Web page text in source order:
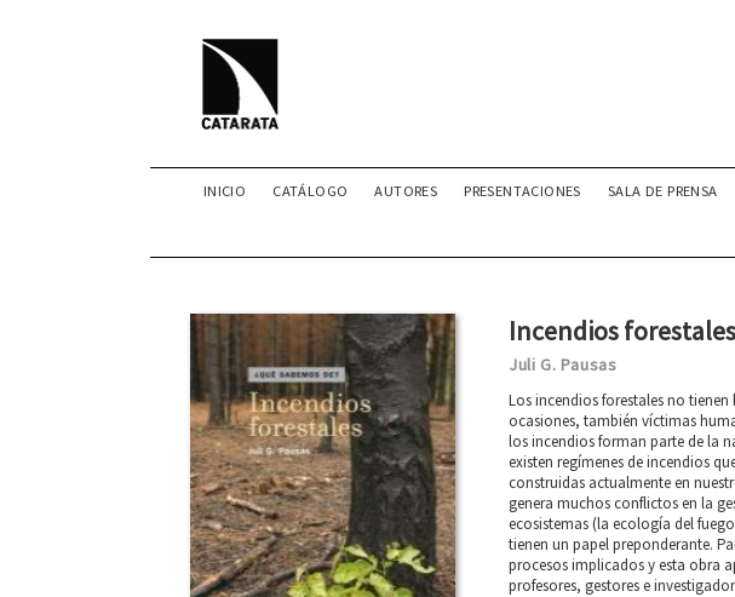
INICIO CATÁLOGO AUTORES PRESENTACIONES SALA DE PRENSA
Incendios forestales
Juli G. Pausas
Los incendios forestales no
ocasiones, también víctimas
los incendios forman parte de la
existen regímenes de incendios
construidas actualmente en
genera muchos conflictos en la
ecosistemas (la ecología del
tienen un papel preponderante.
procesos implicados y esta obra
profesores, gestores e